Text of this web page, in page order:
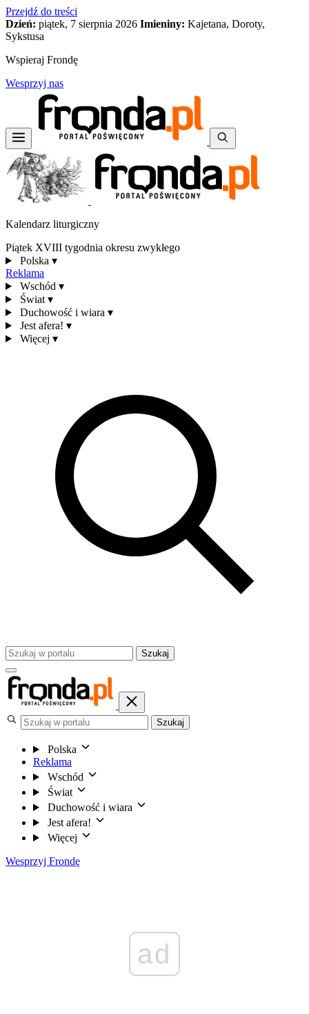
Przejdź do treści
Dzień: piątek, 7 sierpnia 2026 Imieniny: Kajetana, Doroty,
Sykstusa
Wspieraj Frondę
Wesprzyj nas
Kalendarz liturgiczny
Piątek XVIII tygodnia okresu zwykłego
Polska ▾
Reklama
Wschód ▾
Świat ▾
Duchowość i wiara ▾
Jest afera! ▾
Więcej ▾
Szukaj
Szukaj
Polska
Reklama
Wschód
Świat
Duchowość i wiara
Jest afera!
Więcej
Wesprzyj Frondę
ad